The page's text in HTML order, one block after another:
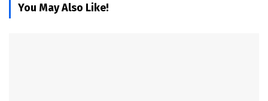
You May Also Like!